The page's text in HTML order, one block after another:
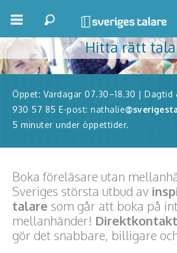
Boka ett möte
Samhällsnytta
Inspiration
Inspirerande Föreläsare
Life Stories & Trivsel
Keynote
Moderator, konferencier
Allt handlar om
Hitta rätt
Öppet: Vardagar 07.30–18.30 | Dagtid
930 57 85 E-post: nathalie
5 minuter under öppettider.
Boka föreläsare utan
Sveriges största utbud av
talare som går att boka på
mellanhänder! Direktkontakt
gör det snabbare, billigare